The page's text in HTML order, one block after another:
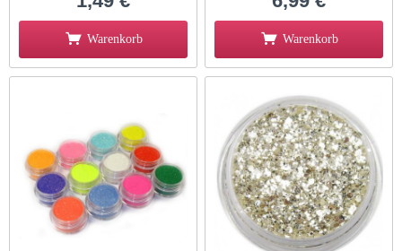
Warenkorb Warenkorb